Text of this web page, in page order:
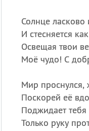
Солнце
И стесняется
Освещая твои
Моё чудо! С
Мир проснулся,
Поскорей её
Поджидает
Только руку